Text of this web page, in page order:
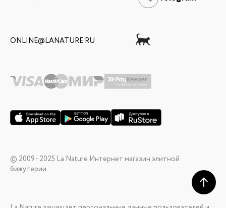
ONLINE@LANATURE.RU
© 2009 - 2025 La Nature Интернет магазин элитной
бижутерии.